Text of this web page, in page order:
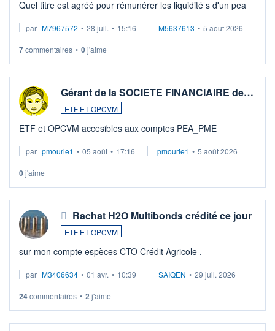
Quel titre est agréé pour rémunérer les liquidité s d'un pea
par M7967572 • 28 juil. • 15:16 M5637613 • 5 août 2026
7commentaires • 0j'aime
Gérant de la SOCIETE FINANCIAIRE de…
ETF ET OPCVM
ETF et OPCVM accesibles aux comptes PEA_PME
par pmourie1 • 05 août • 17:16 pmourie1 • 5 août 2026
0j'aime
Rachat H2O Multibonds crédité ce jour
ETF ET OPCVM
sur mon compte espèces CTO Crédit Agricole .
par M3406634 • 01 avr. • 10:39 SAIQEN • 29 juil. 2026
24commentaires • 2 j'aime